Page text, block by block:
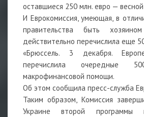
оставшиеся 250 млн. евро —
И Еврокомиссия, умеющая, в
правительства быть
действительно перечислила еще
«Брюссель. 3 декабря.
перечислила очередные
макрофинансовой помощи.
Об этом сообщила пресс-служба
Таким образом, Комиссия
Украине второй программы